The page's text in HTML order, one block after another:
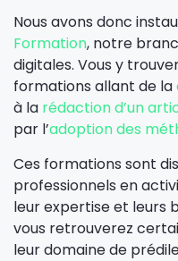
Nous avons donc
Formation, notre
digitales. Vous y
formations allant de la
à la rédaction d’un
par l’adoption des
Ces formations sont
professionnels en
leur expertise et leurs
vous retrouverez
leur domaine de